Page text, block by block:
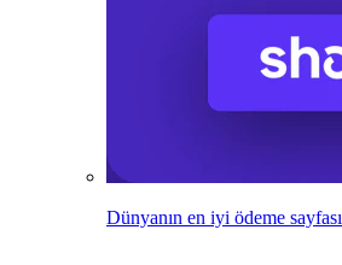
Dünyanın en iyi ödeme sayfası